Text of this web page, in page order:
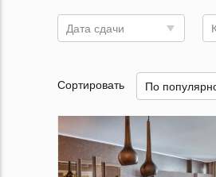
Дата сдачи
Сортировать По